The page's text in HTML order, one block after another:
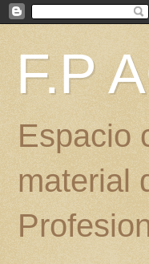
F.P
Espacio
material